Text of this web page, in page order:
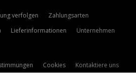
verfolgen
Zahlungsarten
Lieferinformationen Unternehmen
Cookies
Kontaktiere uns